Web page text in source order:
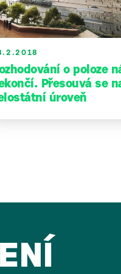
o poloze
Přesouvá se
úroveň